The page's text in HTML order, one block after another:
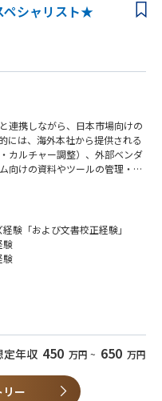
、売上計画、在庫管理の提案
月＞週の中長期の販売戦略の
ーケティング部と連携しなが
強会、内覧会、キャンペーン
備までの一連実施）
フォローアップ業務
がら、トラブルシューティン
コン（Chromebook）、デス
ペシャリスト★
連携しながら、日本市場向けの
には、海外本社から提供される
カルチャー調整）、外部ベンダ
向けの資料やツールの管理・更
し、円滑なプロジェクト進行
ポート
ーン、イベント、コンテンツ
営業、デザイナー、広報など）
、日本市場向けにトーン&マナ
理、支払申請）
、展示台、販促コンテンツな
験「および文書校正経験」
験
験
基本操作
力
がある方
もしくはパソコンゲームやパ
る方
定年収 450 万円 ~ 650 万円
ー